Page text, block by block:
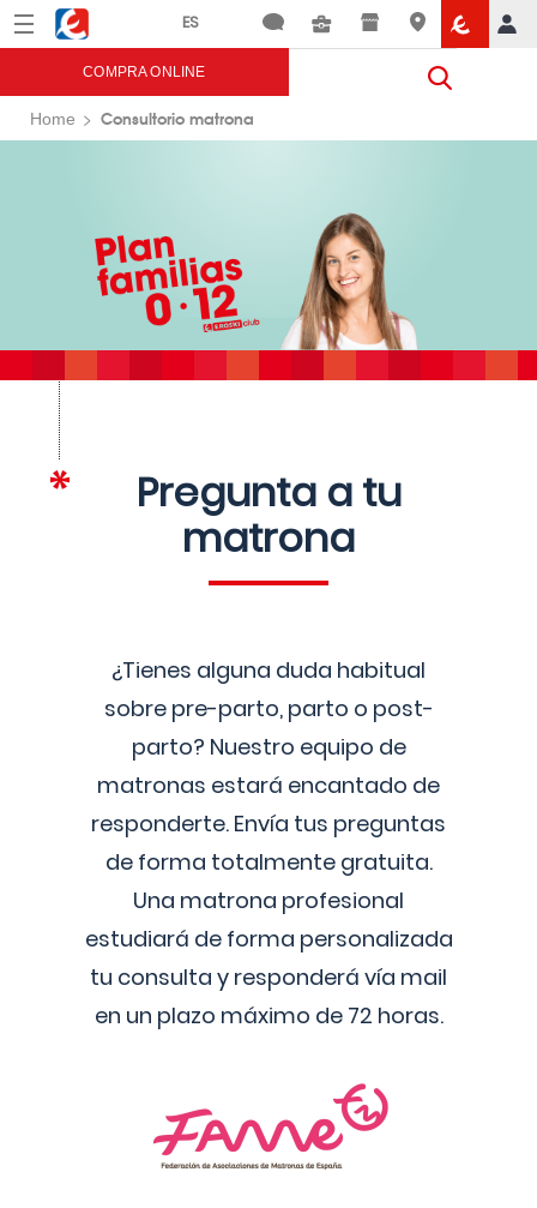
Menú Eroski
COMPRA ONLINE
Home Consultorio matrona
Pregunta a tu
matrona
¿Tienes alguna duda habitual
sobre pre-parto, parto o post-
parto? Nuestro equipo de
matronas estará encantado de
responderte. Envía tus preguntas
de forma totalmente gratuita.
Una matrona profesional
estudiará de forma personalizada
tu consulta y responderá vía mail
en un plazo máximo de 72 horas.